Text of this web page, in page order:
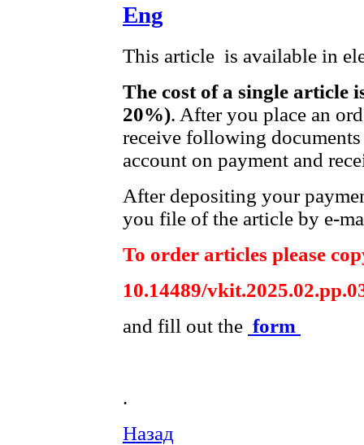
Eng
This article is available in
The cost of a single article
20%). After you place an
receive following
account on payment and
After depositing your
you file of the article by e-
To order articles please
10.14489/
and fill out the form
.
Назад